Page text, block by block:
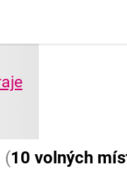
(10 volných